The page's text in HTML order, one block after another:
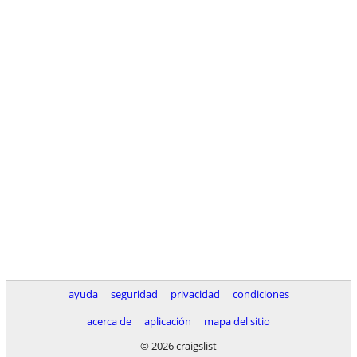
ayuda seguridad privacidad
condiciones
acerca de
aplicación
mapa del sitio
© 2026 craigslist